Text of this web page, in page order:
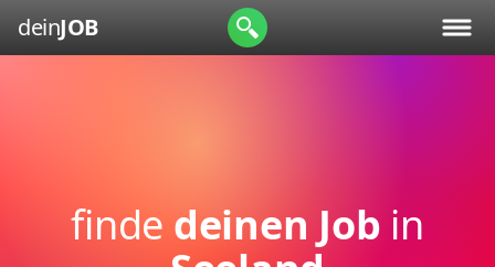
deinJOB
finde deinen Job in